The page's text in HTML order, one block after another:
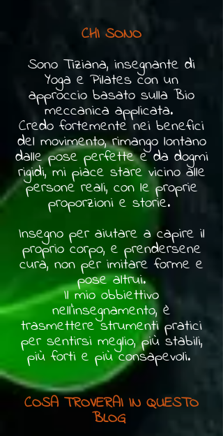
CHI SONO
Sono Tiziana, insegnante di
Yoga e Pilates con un
approccio basato sulla Bio
meccanica applicata.
Credo fortemente nei benefici
del movimento, rimango lontano
dalle pose perfette e da dogmi
rigidi, mi piace stare vicino alle
persone reali, con le proprie
proporzioni e storie.
Insegno per aiutare a capire il
proprio corpo, e prendersene
cura, non per imitare forme e
pose altrui.
Il mio obbiettivo
nell'insegnamento, è
trasmettere strumenti pratici
per sentirsi meglio, più stabili,
più forti e più consapevoli.
COSA TROVERAI IN QUESTO
BLOG